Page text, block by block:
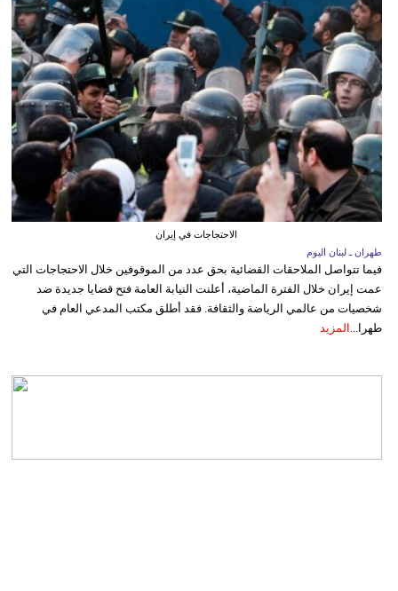
الاحتجاجات في إيران
طهران ـ لبنان اليوم
فيما تتواصل الملاحقات القضائية بحق عدد من الموقوفين خلال الاحتجاجات التي
عمت إيران خلال الفترة الماضية، أعلنت النيابة العامة فتح قضايا جديدة ضد
شخصيات من عالمي الرياضة والثقافة. فقد أطلق مكتب المدعي العام في
طهرا... المزيد